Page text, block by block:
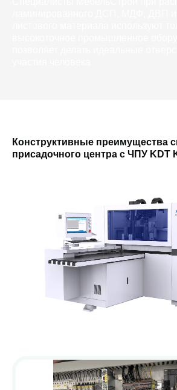
Конструктивные преимущества
присадочного центра с ЧПУ KDT